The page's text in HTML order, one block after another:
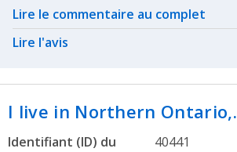
Related actions
Lire le commentaire au complet
Lire l'avis
I live in Northern
Identifiant (ID) du
40441